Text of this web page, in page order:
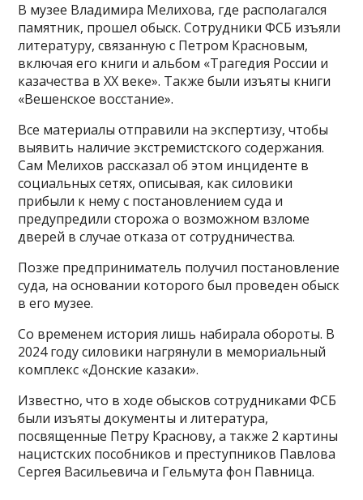
В музее Владимира Мелихова, где располагался
памятник, прошел обыск. Сотрудники ФСБ изъяли
литературу, связанную с Петром Красновым,
включая его книги и альбом «Трагедия России и
казачества в ХХ веке». Также были изъяты книги
«Вешенское восстание».
Все материалы отправили на экспертизу, чтобы
выявить наличие экстремистского содержания.
Сам Мелихов рассказал об этом инциденте в
социальных сетях, описывая, как силовики
прибыли к нему с постановлением суда и
предупредили сторожа о возможном взломе
дверей в случае отказа от сотрудничества.
Позже предприниматель получил постановление
суда, на основании которого был проведен обыск
в его музее.
Со временем история лишь набирала обороты. В
2024 году силовики нагрянули в мемориальный
комплекс «Донские казаки».
Известно, что в ходе обысков сотрудниками ФСБ
были изъяты документы и литература,
посвященные Петру Краснову, а также 2 картины
нацистских пособников и преступников Павлова
Сергея Васильевича и Гельмута фон Павница.